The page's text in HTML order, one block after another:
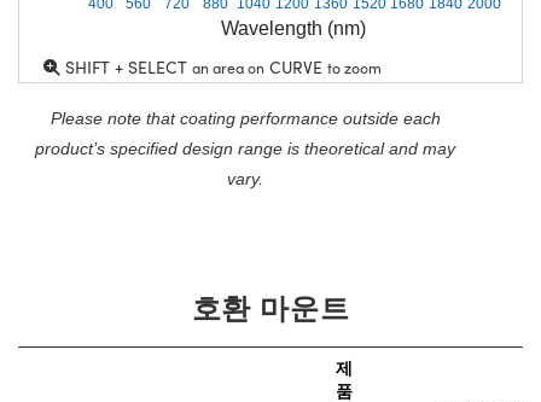
Wavelength (nm)
400 560 720 880 1040 1200 1360 1520 1680 1840 2000
SHIFT + SELECT an area on CURVE to zoom
Please note that coating performance outside each
product’s specified design range is theoretical and may
vary.
호환 마운트
제
품